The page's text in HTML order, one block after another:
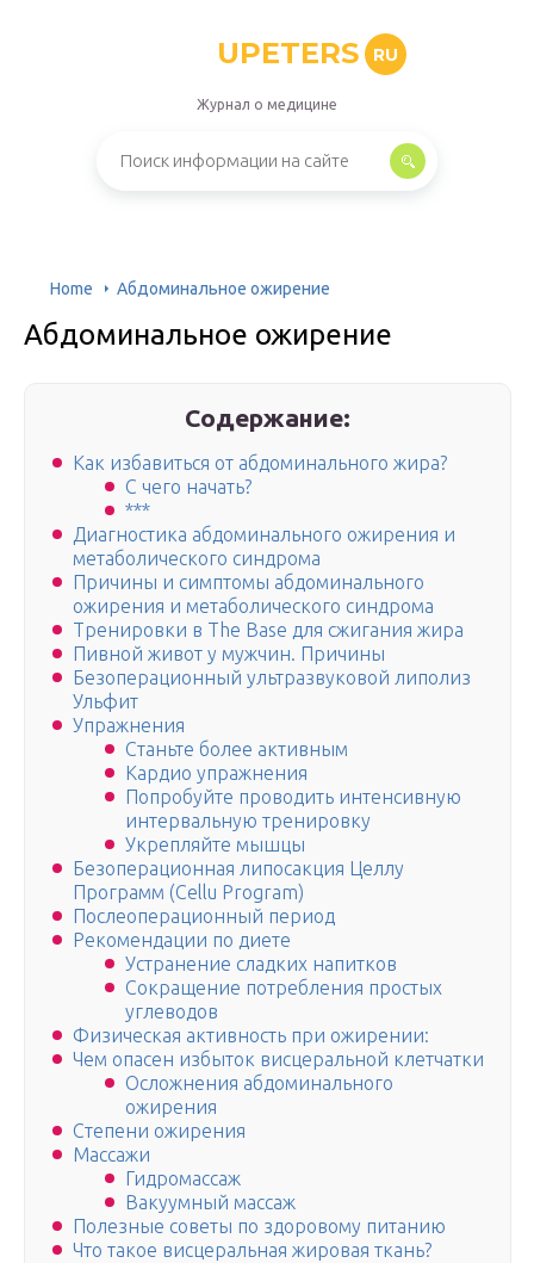
UPETERS RU
Журнал о медицине
Home Абдоминальное ожирение
Абдоминальное ожирение
Содержание:
Как избавиться от абдоминального жира?
С чего начать?
***
Диагностика абдоминального ожирения и
метаболического синдрома
Причины и симптомы абдоминального
ожирения и метаболического синдрома
Тренировки в The Base для сжигания жира
Пивной живот у мужчин. Причины
Безоперационный ультразвуковой липолиз
Ульфит
Упражнения
Станьте более активным
Кардио упражнения
Попробуйте проводить интенсивную
интервальную тренировку
Укрепляйте мышцы
Безоперационная липосакция Целлу
Программ (Cellu Program)
Послеоперационный период
Рекомендации по диете
Устранение сладких напитков
Сокращение потребления простых
углеводов
Физическая активность при ожирении:
Чем опасен избыток висцеральной клетчатки
Осложнения абдоминального
ожирения
Степени ожирения
Массажи
Гидромассаж
Вакуумный массаж
Полезные советы по здоровому питанию
Что такое висцеральная жировая ткань?